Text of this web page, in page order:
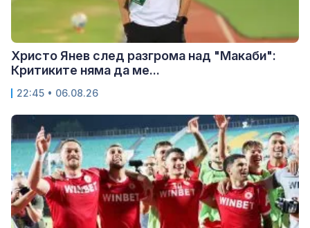
Христо Янев след разгрома над "Макаби":
Критиките няма да ме...
22:45 • 06.08.26